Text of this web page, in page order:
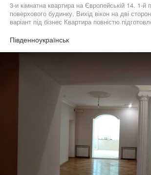
3-и кімнатна квартира на Європейській 14. 1-й
поверхового будинку, Вихід вікон на дві
варіант під бізнес Квартира повністю
нова електропроводка з виводом на щиток.
вікна.. Зроблена стяжка підлоги під ламінат/
погреб
Південноукраїнськ